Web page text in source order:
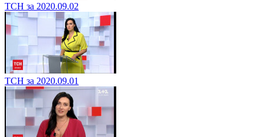
ТСН за 2020.09.02
ТСН за 2020.09.01